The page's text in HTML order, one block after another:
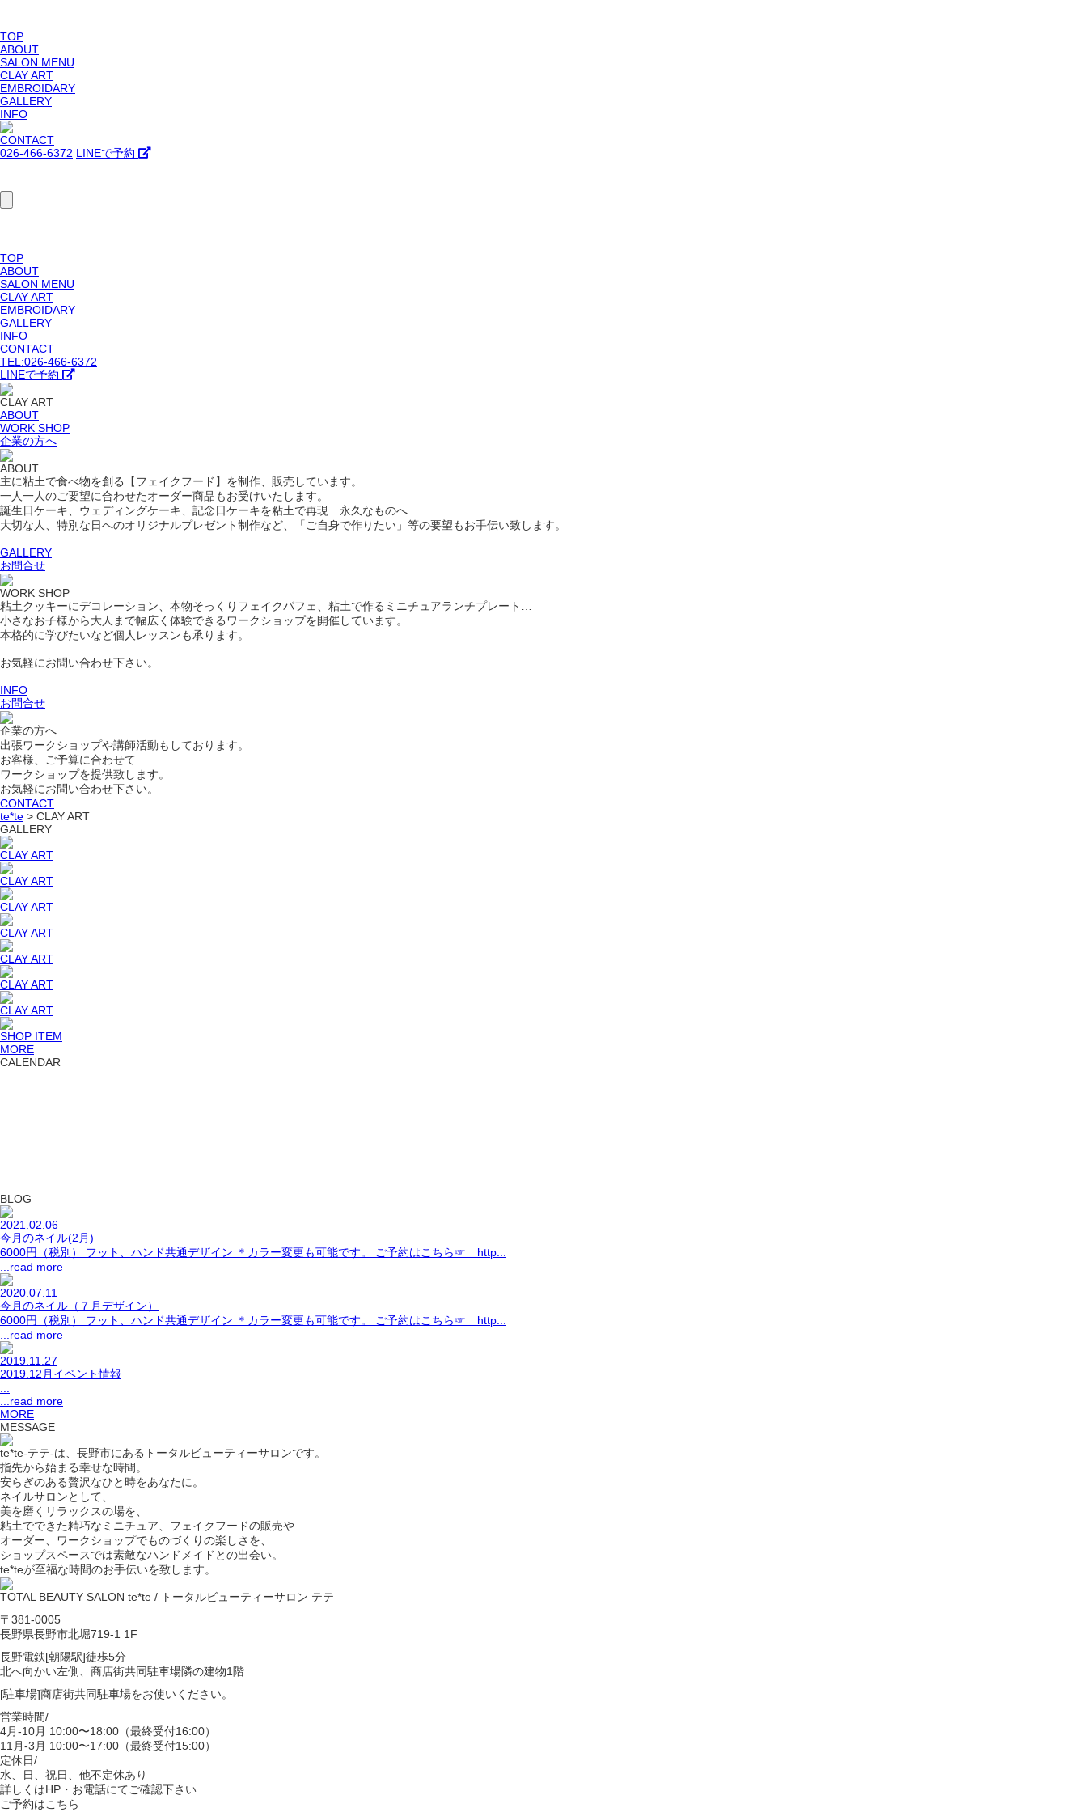
TOP
ABOUT
SALON MENU
CLAY ART
EMBROIDARY
GALLERY
INFO
CONTACT
026-466-6372 LINEで予約
TOP
ABOUT
SALON MENU
CLAY ART
EMBROIDARY
GALLERY
INFO
CONTACT
TEL:026-466-6372
LINEで予約
CLAY ART
ABOUT
WORK SHOP
企業の方へ
ABOUT
主に粘土で食べ物を創る【フェイクフード】を制作、販売しています。
一人一人のご要望に合わせたオーダー商品もお受けいたします。
誕生日ケーキ、ウェディングケーキ、記念日ケーキを粘土で再現 永久なものへ…
大切な人、特別な日へのオリジナルプレゼント制作など、「ご自身で作りたい」等の要望もお手伝い致します。
GALLERY
お問合せ
WORK SHOP
粘土クッキーにデコレーション、本物そっくりフェイクパフェ、粘土で作るミニチュアランチプレート…
小さなお子様から大人まで幅広く体験できるワークショップを開催しています。
本格的に学びたいなど個人レッスンも承ります。
お気軽にお問い合わせ下さい。
INFO
お問合せ
企業の方へ
出張ワークショップや講師活動もしております。
お客様、ご予算に合わせて
ワークショップを提供致します。
お気軽にお問い合わせ下さい。
CONTACT
te*te > CLAY ART
GALLERY
CLAY ART
CLAY ART
CLAY ART
CLAY ART
CLAY ART
CLAY ART
CLAY ART
SHOP ITEM
MORE
CALENDAR
BLOG
2021.02.06
今月のネイル(2月)
6000円（税別） フット、ハンド共通デザイン ＊カラー変更も可能です。 ご予約はこちら☞ http...
...read more
2020.07.11
今月のネイル（７月デザイン）
6000円（税別） フット、ハンド共通デザイン ＊カラー変更も可能です。 ご予約はこちら☞ http...
...read more
2019.11.27
2019.12月イベント情報
...read more
MORE
MESSAGE
te*te-テテ-は、長野市にあるトータルビューティーサロンです。
指先から始まる幸せな時間。
安らぎのある贅沢なひと時をあなたに。
ネイルサロンとして、
美を磨くリラックスの場を、
粘土でできた精巧なミニチュア、フェイクフードの販売や
オーダー、ワークショップでものづくりの楽しさを、
ショップスペースでは素敵なハンドメイドとの出会い。
te*teが至福な時間のお手伝いを致します。
TOTAL BEAUTY SALON te*te / トータルビューティーサロン テテ
〒381-0005
長野県長野市北堀719-1 1F
長野電鉄[朝陽駅]徒歩5分
北へ向かい左側、商店街共同駐車場隣の建物1階
[駐車場]商店街共同駐車場をお使いください。
営業時間/
4月-10月 10:00〜18:00（最終受付16:00）
11月-3月 10:00〜17:00（最終受付15:00）
定休日/
水、日、祝日、他不定休あり
詳しくはHP・お電話にてご確認下さい
ご予約はこちら